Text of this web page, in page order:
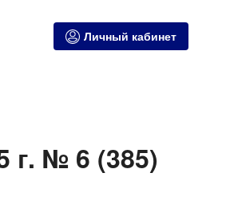
Личный кабинет
г. № 6 (385)